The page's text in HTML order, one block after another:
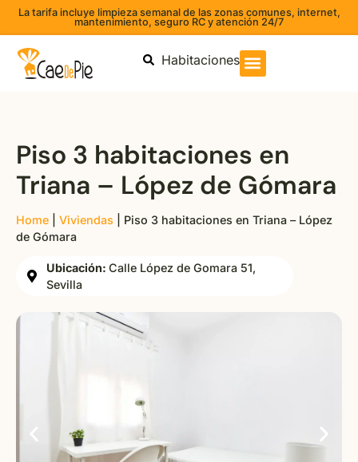
La tarifa incluye limpieza semanal de las zonas comunes, internet,
mantenimiento, seguro RC y atención 24/7
Habitaciones
Piso 3 habitaciones en
Triana – López de Gómara
Home Viviendas
Piso 3 habitaciones en Triana – López
de Gómara
Ubicación: Calle López de Gomara 51,
Sevilla